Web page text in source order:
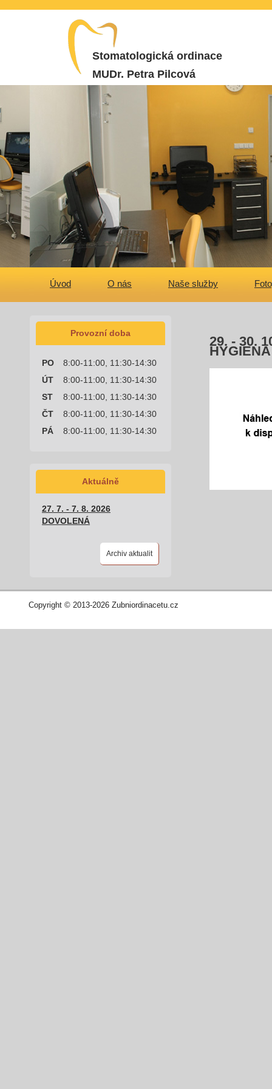
Stomatologická ordinace
MUDr. Petra Pilcová
Úvod O nás Naše služby
Provozní doba
PO
8:00-11:00, 11:30-14:30
ÚT
8:00-11:00, 11:30-14:30
ST
8:00-11:00, 11:30-14:30
ČT
8:00-11:00, 11:30-14:30
PÁ
8:00-11:00, 11:30-14:30
Aktuálně
27. 7. - 7. 8. 2026
DOVOLENÁ
Archiv aktualit
29. - 30.
HYGIENA
Copyright © 2013-2026 Zubniordinacetu.cz